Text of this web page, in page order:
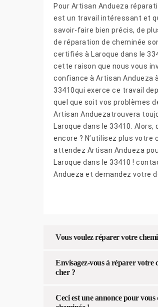
Pour Artisan Andueza
est un travail intéressant et
savoir-faire bien précis, de
de réparation de cheminée
certifiés à Laroque dans le
cette raison que nous vous
confiance à Artisan Andueza
33410qui exerce ce travail
quel que soit vos problèmes
Artisan Anduezatrouvera
Laroque dans le 33410. Alors,
encore ? N’utilisez plus votre
attendez Artisan Andueza
Laroque dans le 33410 !
Andueza et demandez votre
Vous voulez réparer votre
Envisagez-vous à réparer votre
cher ?
Ceci est une annonce pour